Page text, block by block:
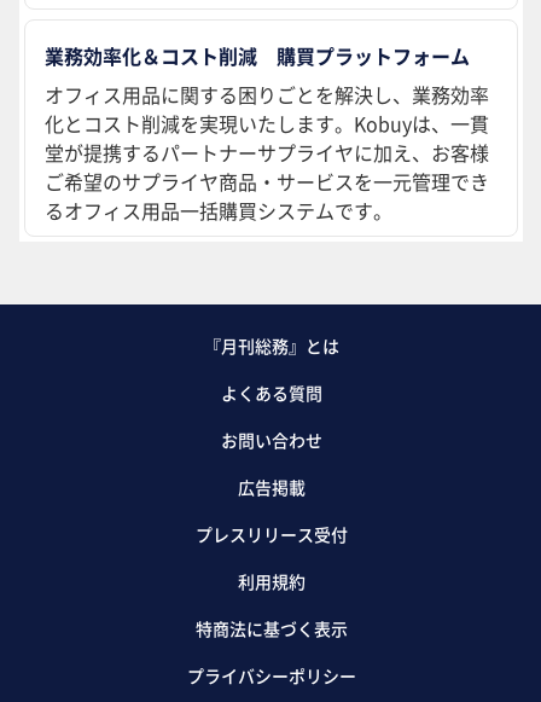
業務効率化＆コスト削減 購買プラットフォーム
オフィス用品に関する困りごとを解決し、業務効率
化とコスト削減を実現いたします。Kobuyは、一貫
堂が提携するパートナーサプライヤに加え、お客様
ご希望のサプライヤ商品・サービスを一元管理でき
るオフィス用品一括購買システムです。
『月刊総務』とは
よくある質問
お問い合わせ
広告掲載
プレスリリース受付
利用規約
特商法に基づく表示
プライバシーポリシー